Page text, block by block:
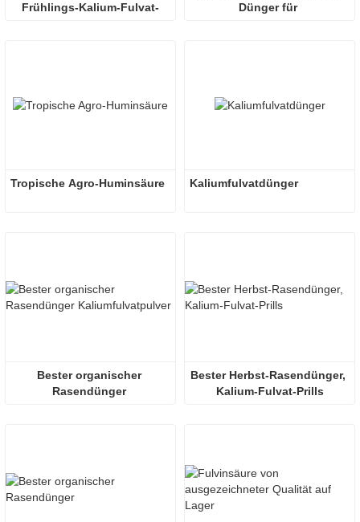
Frühlings-Kalium-Fulvat-
Dünger für
Tropische Agro-Huminsäure Kaliumfulvatdünger
Bester organischer
Rasendünger
Bester Herbst-Rasendünger,
Kalium-Fulvat-Prills